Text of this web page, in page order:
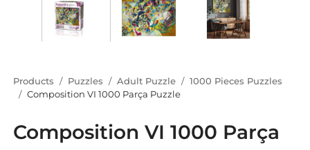
Products Puzzles Adult Puzzle
1000 Pieces Puzzles
Composition VI 1000 Parça Puzzle
Composition VI 1000 Parça